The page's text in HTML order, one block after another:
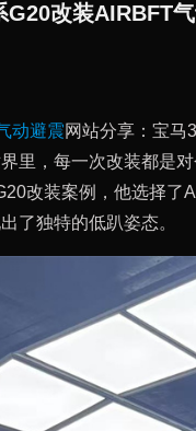
G20改装AIRBFT
动避震网站分享：宝马
里，每一次改装都是
改装案例，他选择了
了独特的低趴姿态。